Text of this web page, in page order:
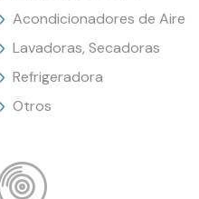
Acondicionadores de Aire
Lavadoras, Secadoras
Refrigeradora
Otros